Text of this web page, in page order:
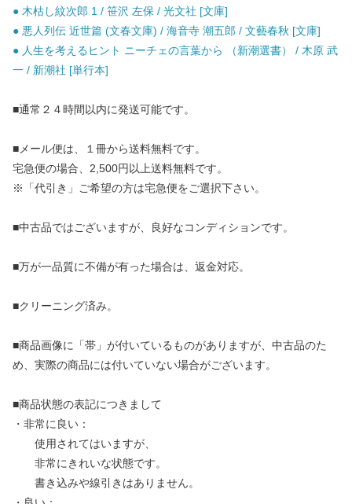
● 木枯し紋次郎 1 / 笹沢 左保 / 光文社 [文庫]
● 悪人列伝 近世篇 (文春文庫) / 海音寺 潮五郎 / 文藝春秋 [文庫]
● 人生を考えるヒント ニーチェの言葉から （新潮選書） / 木原 武
一 / 新潮社 [単行本]
■通常２４時間以内に発送可能です。
■メール便は、１冊から送料無料です。
宅急便の場合、2,500円以上送料無料です。
※「代引き」ご希望の方は宅急便をご選択下さい。
■中古品ではございますが、良好なコンディションです。
■万が一品質に不備が有った場合は、返金対応。
■クリーニング済み。
■商品画像に「帯」が付いているものがありますが、中古品のた
め、実際の商品には付いていない場合がございます。
■商品状態の表記につきまして
・非常に良い：
使用されてはいますが、
非常にきれいな状態です。
書き込みや線引きはありません。